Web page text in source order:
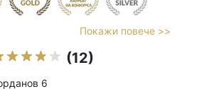
Покажи повече >>
(12)
6